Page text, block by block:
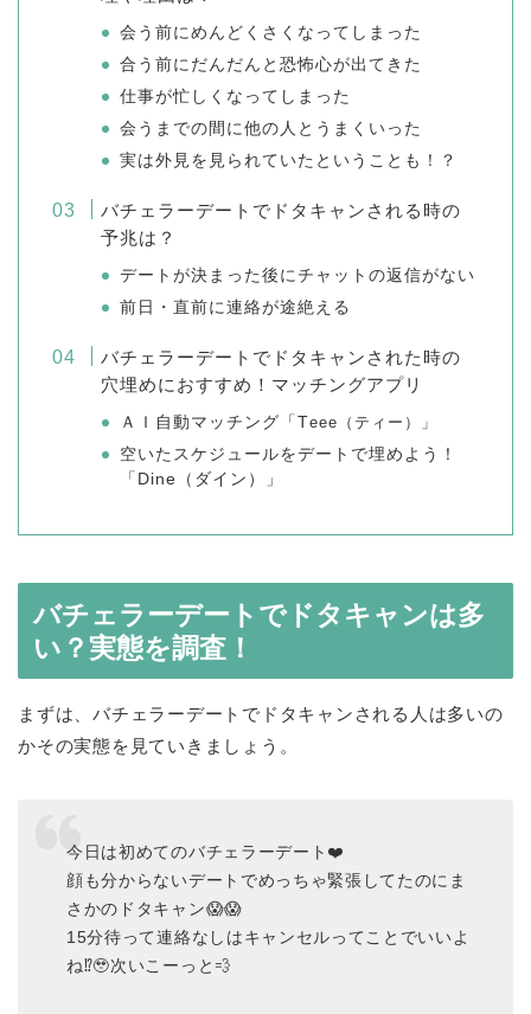
会う前にめんどくさくなってしまった
合う前にだんだんと恐怖心が出てきた
仕事が忙しくなってしまった
会うまでの間に他の人とうまくいった
実は外見を見られていたということも！？
バチェラーデートでドタキャンされる時の
予兆は？
デートが決まった後にチャットの返信がない
前日・直前に連絡が途絶える
バチェラーデートでドタキャンされた時の
穴埋めにおすすめ！マッチングアプリ
ＡＩ自動マッチング「Teee（ティー）」
空いたスケジュールをデートで埋めよう！
「Dine（ダイン）」
バチェラーデートでドタキャンは多
い？実態を調査！
まずは、バチェラーデートでドタキャンされる人は多いの
かその実態を見ていきましょう。
今日は初めてのバチェラーデート❤️
顔も分からないデートでめっちゃ緊張してたのにま
さかのドタキャン😱😱
15分待って連絡なしはキャンセルってことでいいよ
ね⁉︎🥹次いこーっと💨